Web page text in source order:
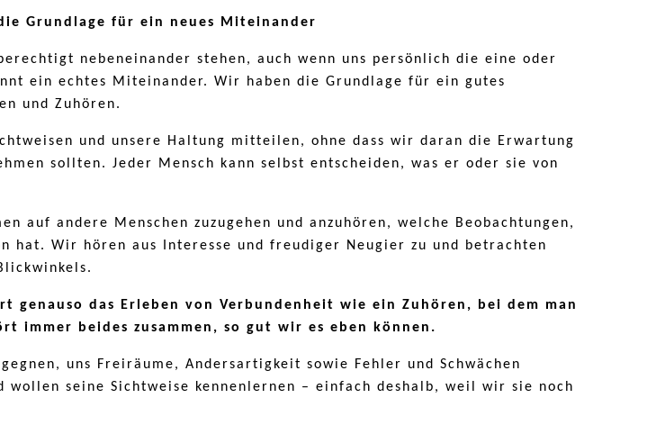
Grundlage für ein neues Miteinander
nebeneinander stehen, auch wenn uns persönlich die eine oder
ein echtes Miteinander. Wir haben die Grundlage für ein gutes
und Zuhören.
und unsere Haltung mitteilen, ohne dass wir daran die Erwartung
sollten. Jeder Mensch kann selbst entscheiden, was er oder sie von
auf andere Menschen zuzugehen und anzuhören, welche Beobachtungen,
hat. Wir hören aus Interesse und freudiger Neugier zu und betrachten
das Erleben von Verbundenheit wie ein Zuhören, bei dem man
immer beides zusammen, so gut wir es eben können.
uns Freiräume, Andersartigkeit sowie Fehler und Schwächen
seine Sichtweise kennenlernen – einfach deshalb, weil wir sie noch